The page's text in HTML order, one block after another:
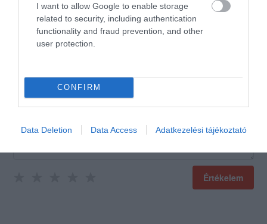
I want to allow Google to enable storage
related to security, including authentication
functionality and fraud prevention, and other
user protection.
CONFIRM
Data Deletion Data Access Adatkezelési tájékoztató
Értékelem